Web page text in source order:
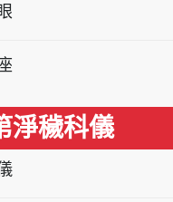
淨穢科儀